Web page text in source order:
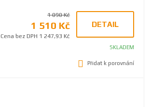
1 090 Kč
1 510 Kč
Cena bez DPH 1 247,93 Kč
DETAIL
SKLADEM
Přidat k porovnání